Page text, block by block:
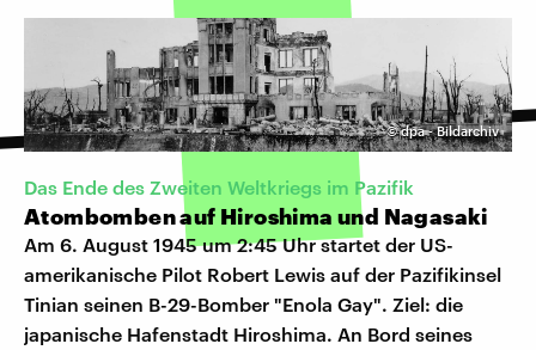
©dpa - Bildarchiv
Das Ende des Zweiten Weltkriegs im Pazifik
Atombomben auf Hiroshima und Nagasaki
Am 6. August 1945 um 2:45 Uhr startet der US-
amerikanische Pilot Robert Lewis auf der Pazifikinsel
Tinian seinen B-29-Bomber "Enola Gay". Ziel: die
japanische Hafenstadt Hiroshima. An Bord seines